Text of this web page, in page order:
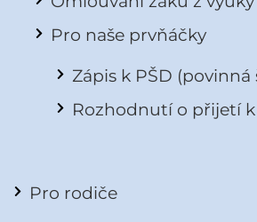
Pro naše prvňáčky
Zápis k PŠD
Rozhodnutí o přijetí k
Pro rodiče